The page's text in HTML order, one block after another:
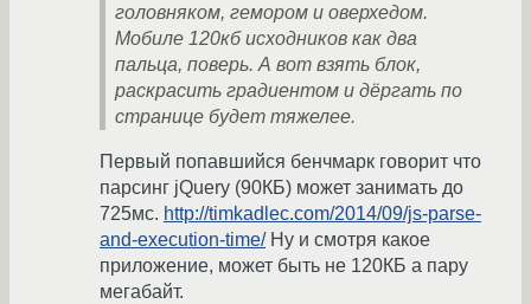
головняком, гемором и оверхедом.
Мобиле 120кб исходников как два
пальца, поверь. А вот взять блок,
раскрасить градиентом и дёргать по
странице будет тяжелее.
Первый попавшийся бенчмарк говорит что
парсинг jQuery (90КБ) может занимать до
725мс. http://timkadlec.com/2014/09/js-parse-
and-execution-time/Ну и смотря какое
приложение, может быть не 120КБ а пару
мегабайт.